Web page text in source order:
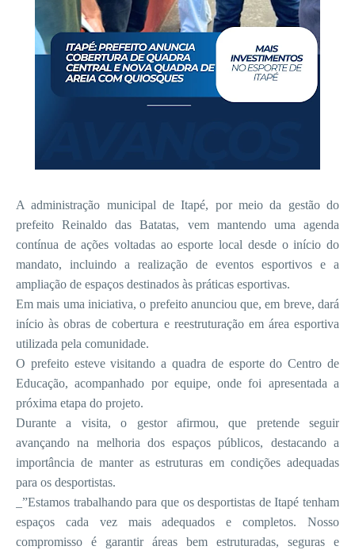
A administração municipal de Itapé, por meio da gestão do
prefeito Reinaldo das Batatas, vem mantendo uma agenda
contínua de ações voltadas ao esporte local desde o início do
mandato, incluindo a realização de eventos esportivos e a
ampliação de espaços destinados às práticas esportivas.
Em mais uma iniciativa, o prefeito anunciou que, em breve, dará
início às obras de cobertura e reestruturação em área esportiva
utilizada pela comunidade.
O prefeito esteve visitando a quadra de esporte do Centro de
Educação, acompanhado por equipe, onde foi apresentada a
próxima etapa do projeto.
Durante a visita, o gestor afirmou, que pretende seguir
avançando na melhoria dos espaços públicos, destacando a
importância de manter as estruturas em condições adequadas
para os desportistas.
_”Estamos trabalhando para que os desportistas de Itapé tenham
espaços cada vez mais adequados e completos. Nosso
compromisso é garantir áreas bem estruturadas, seguras e